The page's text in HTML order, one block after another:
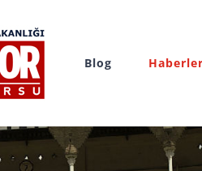
Blog Haberler